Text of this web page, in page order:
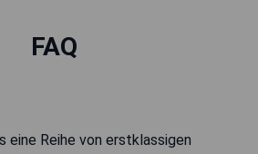
FAQ
eine Reihe von erstklassigen